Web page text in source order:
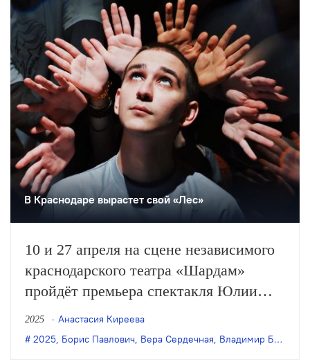
В Краснодаре вырастет свой «Лес»
10 и 27 апреля на сцене независимого
краснодарского театра «Шардам»
пройдёт премьера спектакля Юлии
Блохиной и Веры Сердечной «Лес.
Замри». Эта постановка – часть
2025
Анастасия Киреева
2025 Борис Павлович Вера Сердечная Владимир Бибихин